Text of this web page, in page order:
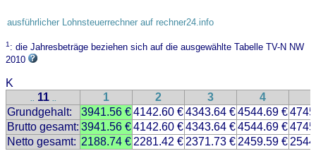
ausführlicher Lohnsteuerrechner auf rechner24.info
1: die Jahresbeträge beziehen sich auf die ausgewählte Tabelle TV-N NW
2010
K
.. 11 .. 1 2 3 4
Grundgehalt:
3941.56 €4142.60 €4343.64 €4544.69 €
Brutto gesamt: 3941.56 €4142.60 €4343.64 €4544.69 €
Netto gesamt: 2188.74 € 2281.42 € 2371.73 € 2459.59 €